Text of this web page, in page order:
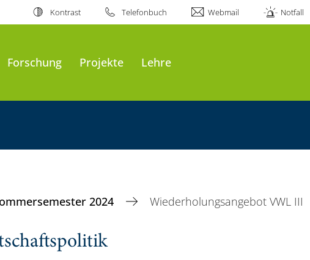
Kontrast Telefonbuch Webmail Notfall
Forschung Projekte Lehre
2024 Wiederholungsangebot VWL III